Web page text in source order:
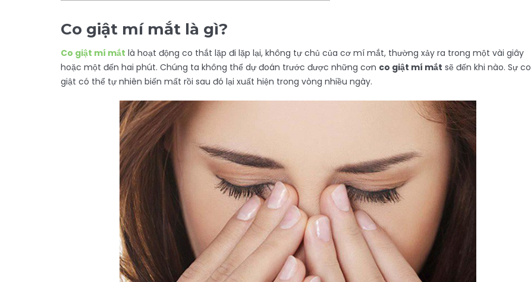
Co giật mí mắt là gì?
Co giật mí mắt là hoạt động co thắt lặp đi lặp lại, không tự chủ của cơ mí mắt, thường xảy ra trong một vài giây
hoặc một đến hai phút. Chúng ta không thể dự đoán trước được những cơn co giật mí mắt sẽ đến khi nào. Sự co
giật có thể tự nhiên biến mất rồi sau đó lại xuất hiện trong vòng nhiều ngày.